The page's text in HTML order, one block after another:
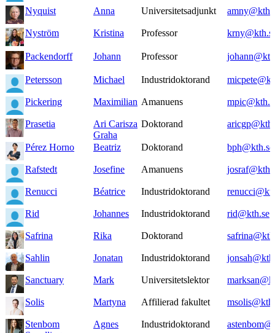
Nyquist Anna Universitetsadjunkt
Nyström Kristina Professor
Packendorff Johann Professor
Petersson Michael Industridoktorand
Pickering Maximilian Amanuens
Prasetia
Ari Carisza
Graha
Doktorand
Pérez Horno Beatriz Doktorand bph@kth.se
Rafstedt Josefine Amanuens
Renucci Béatrice Industridoktorand
Rid Johannes Industridoktorand rid@kth.se
Safrina Rika Doktorand
Sahlin Jonatan Industridoktorand
Sanctuary Mark Universitetslektor
Solis Martyna Affilierad fakultet
Stenbom
Agnes Industridoktorand